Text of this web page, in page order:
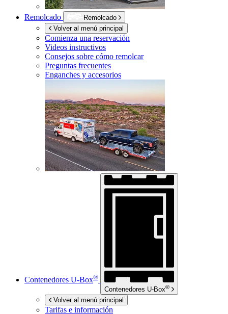
Remolcado
Remolcado
Volver al menú principal
Comienza una reservación
Videos instructivos
Consejos sobre cómo remolcar
Preguntas frecuentes
Enganches y accesorios
Contenedores U-Box®
Contenedores U-Box®
Volver al menú principal
Tarifas e información